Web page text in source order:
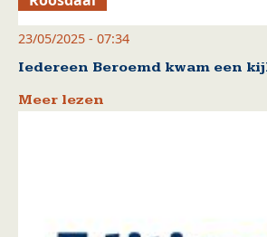
23/05/2025 - 07:34
Iedereen Beroemd kwam een
Meer lezen